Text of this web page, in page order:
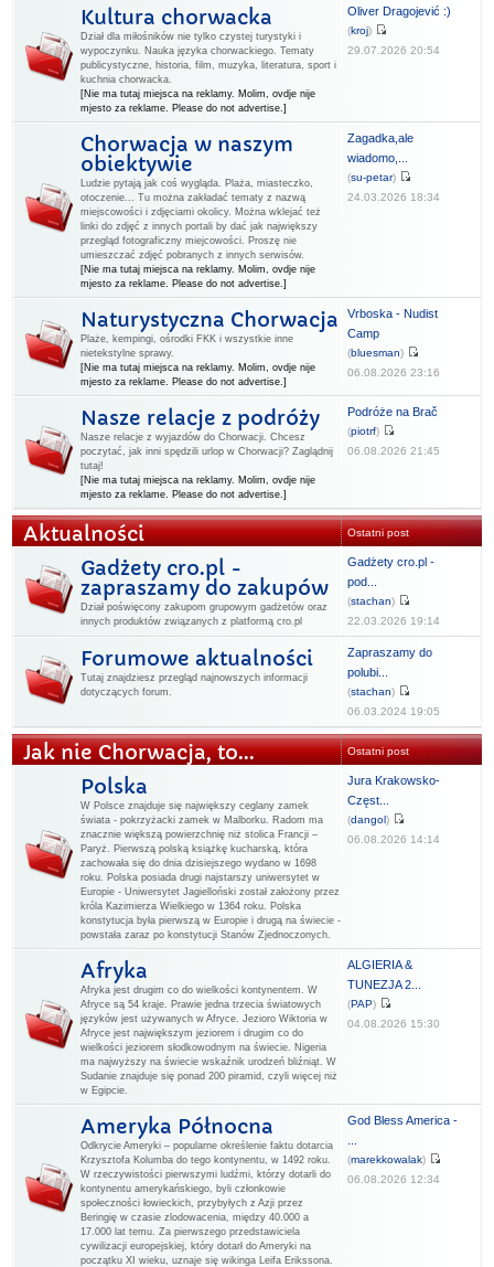
Kultura chorwacka
Dział dla miłośników nie tylko czystej turystyki i
wypoczynku. Nauka języka chorwackiego. Tematy
publicystyczne, historia, film, muzyka, literatura, sport i
kuchnia chorwacka.
[Nie ma tutaj miejsca na reklamy. Molim, ovdje nije
mjesto za reklame. Please do not advertise.]
Oliver Dragojević :)
(kroj)
29.07.2026 20:54
Chorwacja w naszym
obiektywie
Ludzie pytają jak coś wygląda. Plaża, miasteczko,
otoczenie... Tu można zakładać tematy z nazwą
miejscowości i zdjęciami okolicy. Można wklejać też
linki do zdjęć z innych portali by dać jak największy
przegląd fotograficzny miejcowości. Proszę nie
umieszczać zdjęć pobranych z innych serwisów.
[Nie ma tutaj miejsca na reklamy. Molim, ovdje nije
mjesto za reklame. Please do not advertise.]
Zagadka,ale
wiadomo,...
(su-petar)
24.03.2026 18:34
Naturystyczna Chorwacja
Plaże, kempingi, ośrodki FKK i wszystkie inne
nietekstylne sprawy.
[Nie ma tutaj miejsca na reklamy. Molim, ovdje nije
mjesto za reklame. Please do not advertise.]
Vrboska - Nudist
Camp
(bluesman)
06.08.2026 23:16
Nasze relacje z podróży
Nasze relacje z wyjazdów do Chorwacji. Chcesz
poczytać, jak inni spędzili urlop w Chorwacji? Zaglądnij
tutaj!
[Nie ma tutaj miejsca na reklamy. Molim, ovdje nije
mjesto za reklame. Please do not advertise.]
Podróże na Brač
(piotrf)
06.08.2026 21:45
Aktualności Ostatni post
Gadżety cro.pl -
zapraszamy do zakupów
Dział poświęcony zakupom grupowym gadżetów oraz
innych produktów związanych z platformą cro.pl
Gadżety cro.pl -
pod...
(stachan)
22.03.2026 19:14
Forumowe aktualności
Tutaj znajdziesz przegląd najnowszych informacji
dotyczących forum.
Zapraszamy do
polubi...
(stachan)
06.03.2024 19:05
Jak nie Chorwacja, to... Ostatni post
Polska
W Polsce znajduje się największy ceglany zamek
świata - pokrzyżacki zamek w Malborku. Radom ma
znacznie większą powierzchnię niż stolica Francji –
Paryż. Pierwszą polską książkę kucharską, która
zachowała się do dnia dzisiejszego wydano w 1698
roku. Polska posiada drugi najstarszy uniwersytet w
Europie - Uniwersytet Jagielloński został założony przez
króla Kazimierza Wielkiego w 1364 roku. Polska
konstytucja była pierwszą w Europie i drugą na świecie -
powstała zaraz po konstytucji Stanów Zjednoczonych.
Jura Krakowsko-
Częst...
(dangol)
06.08.2026 14:14
Afryka
Afryka jest drugim co do wielkości kontynentem. W
Afryce są 54 kraje. Prawie jedna trzecia światowych
języków jest używanych w Afryce. Jezioro Wiktoria w
Afryce jest największym jeziorem i drugim co do
wielkości jeziorem słodkowodnym na świecie. Nigeria
ma najwyższy na świecie wskaźnik urodzeń bliźniąt. W
Sudanie znajduje się ponad 200 piramid, czyli więcej niż
w Egipcie.
ALGIERIA &
TUNEZJA 2...
(PAP)
04.08.2026 15:30
Ameryka Północna
Odkrycie Ameryki – popularne określenie faktu dotarcia
Krzysztofa Kolumba do tego kontynentu, w 1492 roku.
W rzeczywistości pierwszymi ludźmi, którzy dotarli do
kontynentu amerykańskiego, byli członkowie
społeczności łowieckich, przybyłych z Azji przez
Beringię w czasie zlodowacenia, między 40.000 a
17.000 lat temu. Za pierwszego przedstawiciela
cywilizacji europejskiej, który dotarł do Ameryki na
początku XI wieku, uznaje się wikinga Leifa Erikssona.
God Bless America -
(marekkowalak)
06.08.2026 12:34